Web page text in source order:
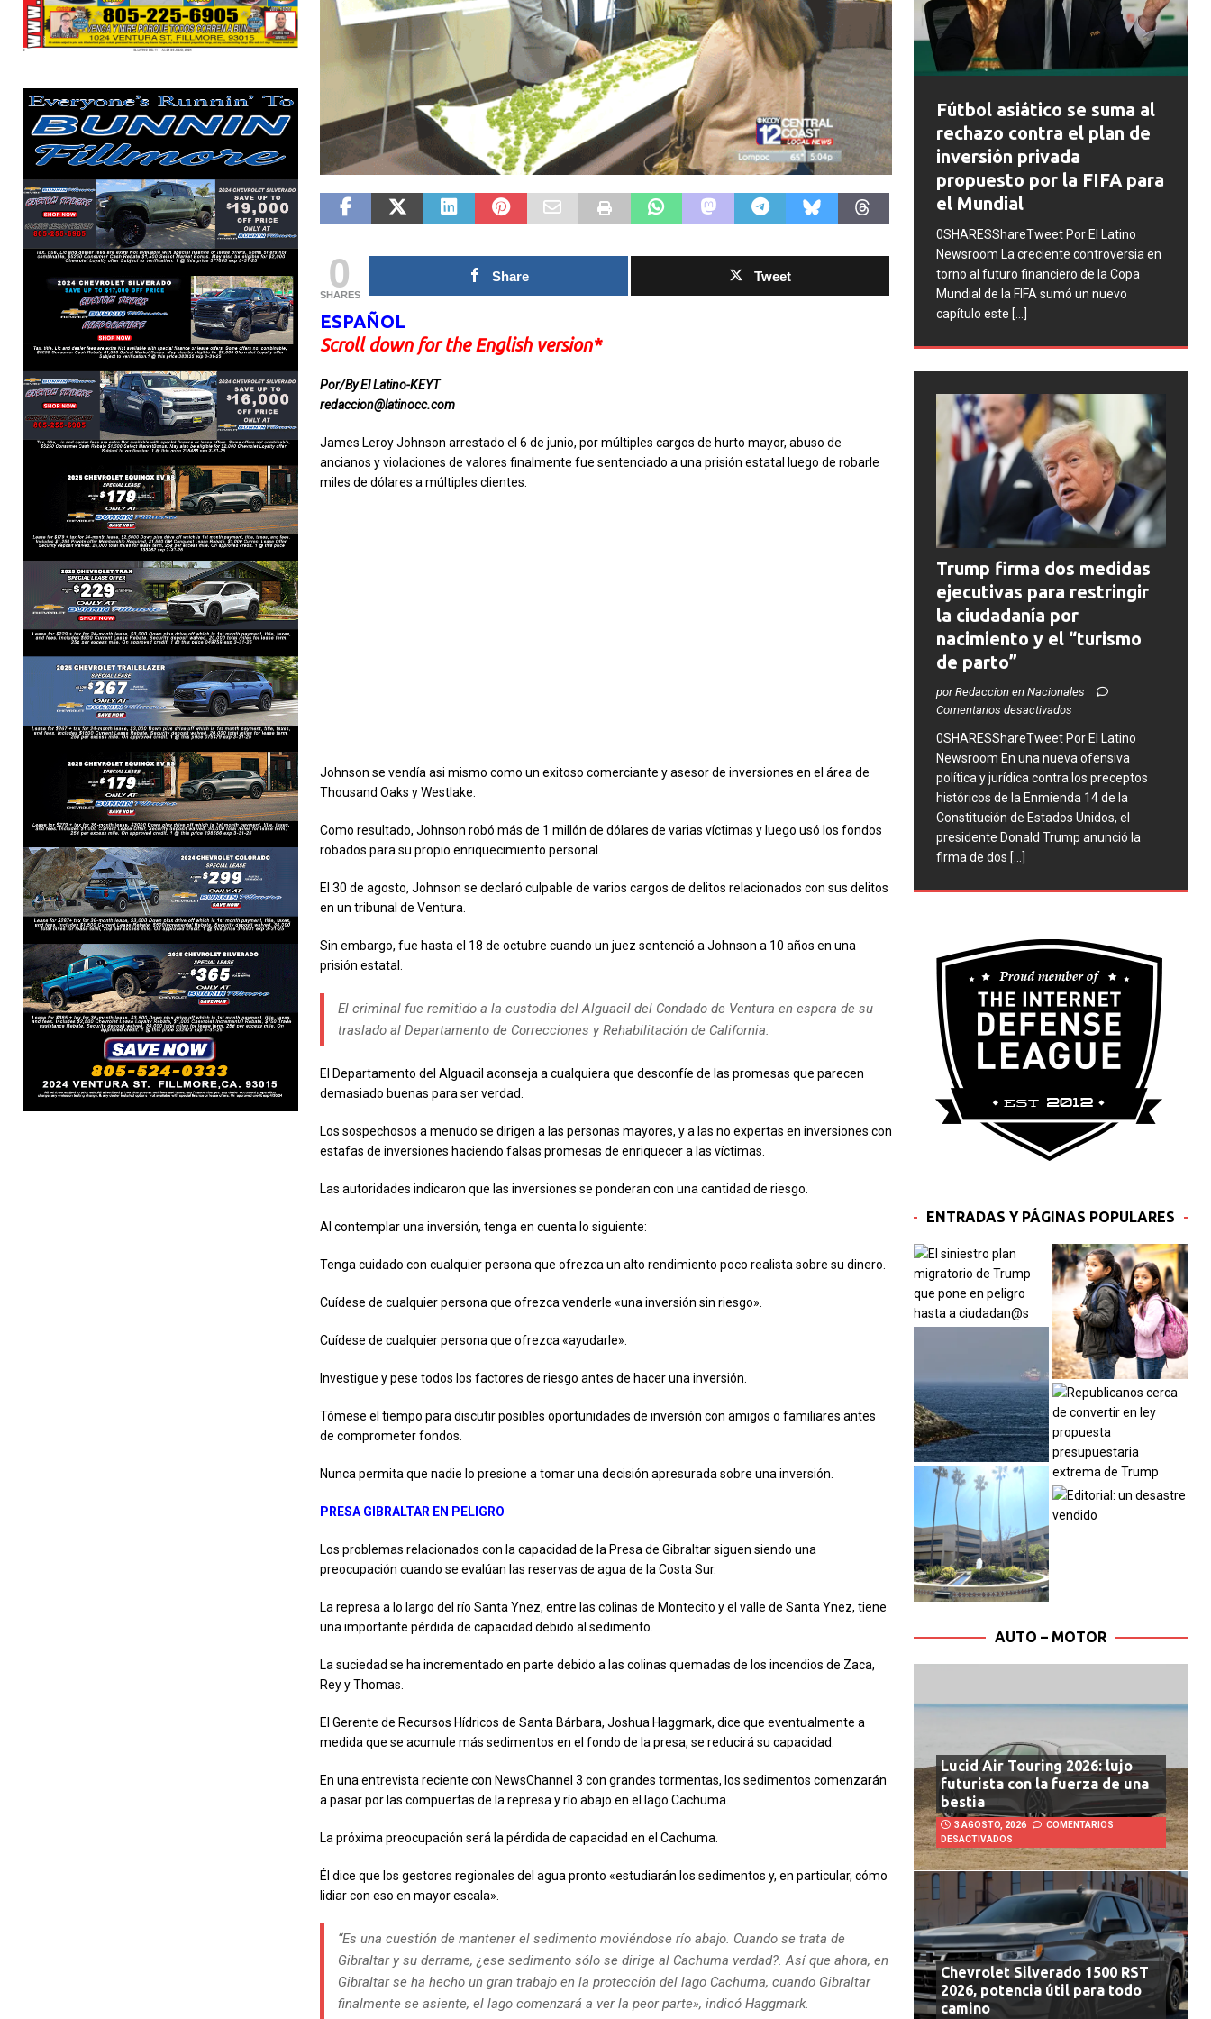
0
SHARES
Share Tweet
ESPAÑOL
Scroll down for the English version*
Por/By El Latino-KEYT
redaccion@latinocc.com
James Leroy Johnson arrestado el 6 de junio, por múltiples cargos de hurto mayor, abuso de
ancianos y violaciones de valores finalmente fue sentenciado a una prisión estatal luego de robarle
miles de dólares a múltiples clientes.
Johnson se vendía asi mismo como un exitoso comerciante y asesor de inversiones en el área de
Thousand Oaks y Westlake.
Como resultado, Johnson robó más de 1 millón de dólares de varias víctimas y luego usó los fondos
robados para su propio enriquecimiento personal.
El 30 de agosto, Johnson se declaró culpable de varios cargos de delitos relacionados con sus delitos
en un tribunal de Ventura.
Sin embargo, fue hasta el 18 de octubre cuando un juez sentenció a Johnson a 10 años en una
prisión estatal.
El criminal fue remitido a la custodia del Alguacil del Condado de Ventura en espera de su
traslado al Departamento de Correcciones y Rehabilitación de California.
El Departamento del Alguacil aconseja a cualquiera que desconfíe de las promesas que parecen
demasiado buenas para ser verdad.
Los sospechosos a menudo se dirigen a las personas mayores, y a las no expertas en inversiones con
estafas de inversiones haciendo falsas promesas de enriquecer a las víctimas.
Las autoridades indicaron que las inversiones se ponderan con una cantidad de riesgo.
Al contemplar una inversión, tenga en cuenta lo siguiente:
Tenga cuidado con cualquier persona que ofrezca un alto rendimiento poco realista sobre su dinero.
Cuídese de cualquier persona que ofrezca venderle «una inversión sin riesgo».
Cuídese de cualquier persona que ofrezca «ayudarle».
Investigue y pese todos los factores de riesgo antes de hacer una inversión.
Tómese el tiempo para discutir posibles oportunidades de inversión con amigos o familiares antes
de comprometer fondos.
Nunca permita que nadie lo presione a tomar una decisión apresurada sobre una inversión.
PRESA GIBRALTAR EN PELIGRO
Los problemas relacionados con la capacidad de la Presa de Gibraltar siguen siendo una
preocupación cuando se evalúan las reservas de agua de la Costa Sur.
La represa a lo largo del río Santa Ynez, entre las colinas de Montecito y el valle de Santa Ynez, tiene
una importante pérdida de capacidad debido al sedimento.
La suciedad se ha incrementado en parte debido a las colinas quemadas de los incendios de Zaca,
Rey y Thomas.
El Gerente de Recursos Hídricos de Santa Bárbara, Joshua Haggmark, dice que eventualmente a
medida que se acumule más sedimentos en el fondo de la presa, se reducirá su capacidad.
En una entrevista reciente con NewsChannel 3 con grandes tormentas, los sedimentos comenzarán
a pasar por las compuertas de la represa y río abajo en el lago Cachuma.
La próxima preocupación será la pérdida de capacidad en el Cachuma.
Él dice que los gestores regionales del agua pronto «estudiarán los sedimentos y, en particular, cómo
lidiar con eso en mayor escala».
“Es una cuestión de mantener el sedimento moviéndose río abajo. Cuando se trata de
Gibraltar y su derrame, ¿ese sedimento sólo se dirige al Cachuma verdad?. Así que ahora, en
Gibraltar se ha hecho un gran trabajo en la protección del lago Cachuma, cuando Gibraltar
finalmente se asiente, el lago comenzará a ver la peor parte», indicó Haggmark.
La UEFA amenaza con
boicotear los torneos de la
FIFA por polémico plan de
inversión del Mundial
0SHARESShareTweet Por El Latino
Newsroom La relación entre la UEFA y la
FIFA atraviesa uno de sus momentos
más tensos de los últimos años. La
Los momentos que
marcaron el Mundial 2026:
del gol más espectacular a
la afición más inolvidable
0SHARESShareTweet Por Max
VásquezEl Latino La Copa Mundial dejó
actuaciones memorables. Estos fueron
algunos de los momentos más
Las Islas Malvinas y el
deporte: una historia de
identidad, memoria y
pasión nacional
0SHARESShareTweet Por El Latino
Newsroom El deporte ha sido, a lo largo
competencia entre equipos o atletas. En
[...]
Fútbol asiático se suma al
rechazo contra el plan de
inversión privada
propuesto por la FIFA para
el Mundial
0SHARESShareTweet Por El Latino
Newsroom La creciente controversia en
torno al futuro financiero de la Copa
Mundial de la FIFA sumó un nuevo
capítulo este [...]
Trump firma dos medidas
ejecutivas para restringir
la ciudadanía por
nacimiento y el “turismo
de parto”
por Redaccion en Nacionales
Comentarios desactivados
0SHARESShareTweet ​Por El Latino
Newsroom ​En una nueva ofensiva
política y jurídica contra los preceptos
históricos de la Enmienda 14 de la
Constitución de Estados Unidos, el
presidente Donald Trump anunció la
firma de dos [...]
ENTRADAS Y PÁGINAS POPULARES
AUTO – MOTOR
Lucid Air Touring 2026: lujo
futurista con la fuerza de una
bestia
3 AGOSTO, 2026
COMENTARIOS
DESACTIVADOS
Chevrolet Silverado 1500 RST
2026, potencia útil para todo
camino